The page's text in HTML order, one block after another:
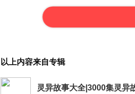
以上内容来自专辑
灵异故事大全|3000集灵异